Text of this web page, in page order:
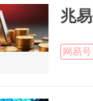
兆
网易号